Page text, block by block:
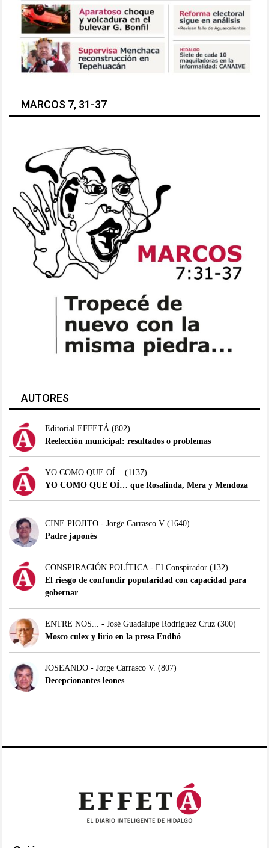
MARCOS 7, 31-37
AUTORES
Editorial EFFETÁ (802)
Reelección municipal: resultados o problemas
YO COMO QUE OÍ...
(1137)
YO COMO QUE OÍ… que Rosalinda, Mera y Mendoza
CINE PIOJITO - Jorge Carrasco V(1640)
Padre japonés
CONSPIRACIÓN POLÍTICA - El Conspirador(132)
El riesgo de confundir popularidad con capacidad para
gobernar
ENTRE NOS... - José Guadalupe Rodríguez Cruz(300)
Mosco culex y lirio en la presa Endhó
JOSEANDO - Jorge Carrasco V. (807)
Decepcionantes leones